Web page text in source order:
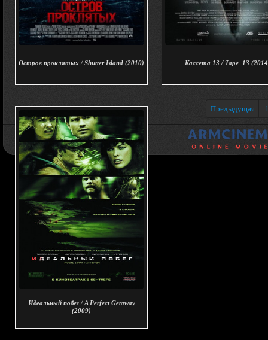
Остров проклятых / Shutter Island (2010) Кассета 13 / Tape_13
Идеальный побег / A Perfect Getaway
(2009)
Предыдущая